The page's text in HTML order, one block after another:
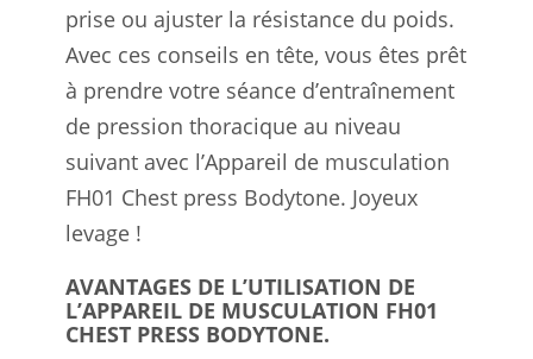
prise ou ajuster la résistance du poids.
Avec ces conseils en tête, vous êtes prêt
à prendre votre séance d’entraînement
de pression thoracique au niveau
suivant avec l’Appareil de musculation
FH01 Chest press Bodytone. Joyeux
levage !
AVANTAGES DE L’UTILISATION DE
L’APPAREIL DE MUSCULATION FH01
CHEST PRESS BODYTONE.